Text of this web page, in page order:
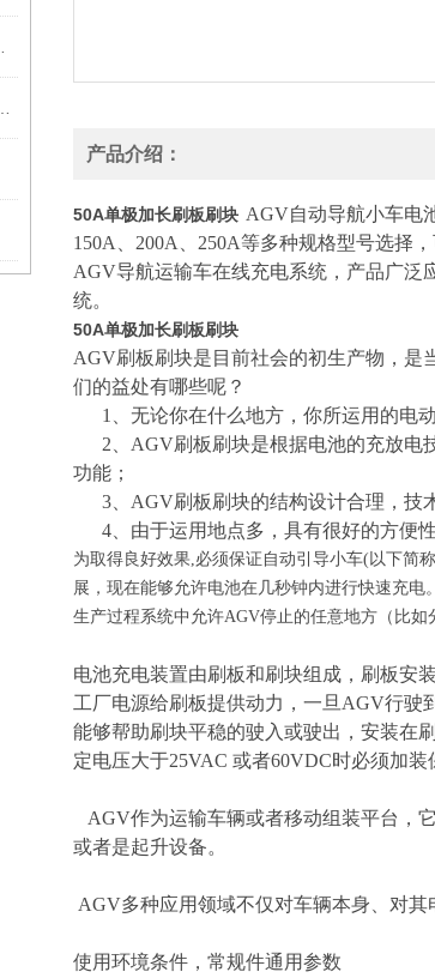
产品介绍：
50A单极加长刷板刷块 AGV自动导航小车电
150A、200A、250A等多种规格型号选择
AGV导航运输车在线充电系统，产品广泛
统。
50A单极加长刷板刷块
AGV刷板刷块是目前社会的初生产物，
们的益处有哪些呢？
1、无论你在什么地方，你所运用的电动
2、AGV刷板刷块是根据电池的充放电
功能；
3、AGV刷板刷块的结构设计合理，技
4、由于运用地点多，具有很好的方便性
为取得良好效果,必须保证自动引导小车(以下简
展，现在能够允许电池在几秒钟内进行快速充
生产过程系统中允许AGV停止的任意地方（比
电池充电装置由刷板和刷块组成，刷板安
工厂电源给刷板提供动力，一旦AGV行驶
能够帮助刷块平稳的驶入或驶出，安装在
定电压大于25VAC 或者60VDC时必须加装
AGV作为运输车辆或者移动组装平台，
或者是起升设备。
AGV多种应用领域不仅对车辆本身、对其
使用环境条件，常规件通用参数